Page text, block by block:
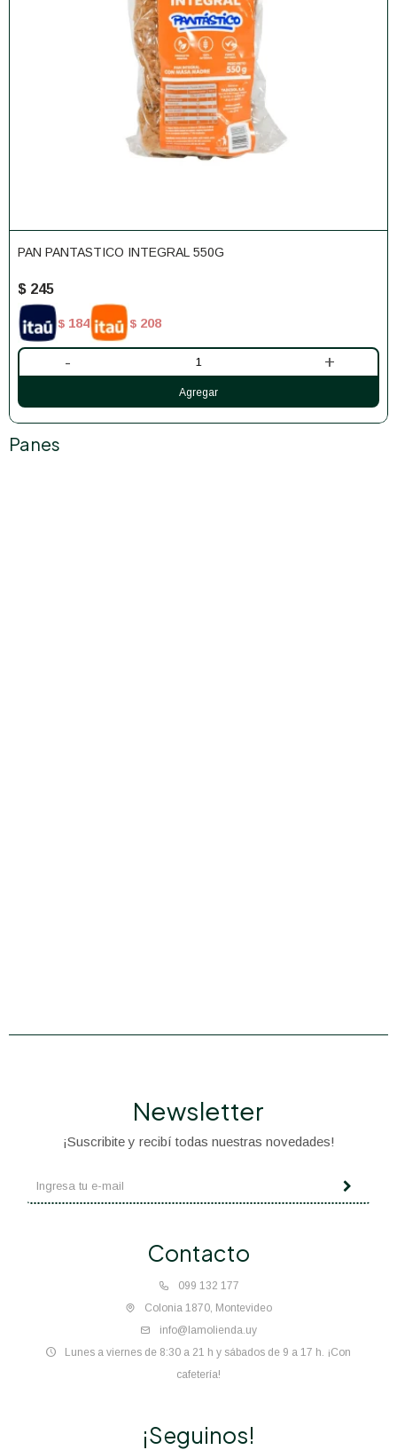
PAN PANTASTICO INTEGRAL 550G
$ 245
$ 184 $ 208
- +
Panes
Contacto
099 132 177
Colonia 1870, Montevideo
info@lamolienda.uy
Lunes a viernes de 8:30 a 21 h y sábados de 9 a 17 h. ¡Con
cafetería!
Newsletter
¡Suscribite y recibí todas nuestras novedades!
¡Seguinos!